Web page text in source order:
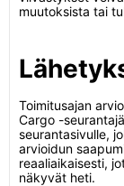
muutoksista tai
Toimitusajan
Cargo -
seurantasivulle,
arvioidun
reaaliaikaisesti,
näkyvät heti.